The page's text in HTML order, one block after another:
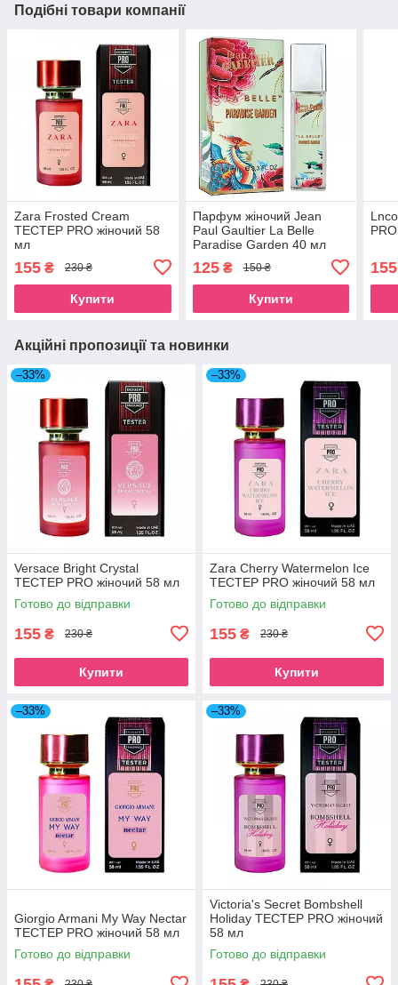
Подібні товари компанії
Zara Frosted Cream
ТЕСТЕР PRO жіночий 58
мл
155 ₴ 230 ₴
Купити
Парфум жіночий Jean
Paul Gaultier La Belle
Paradise Garden 40 мл
125₴ 150 ₴
Купити
155
Акційні пропозиції та новинки
–33%
Versace Bright Crystal
ТЕСТЕР PRO жіночий 58 мл
Готово до відправки
155 ₴ 230 ₴
Купити
–33%
Zara Cherry Watermelon Ice
TECТЕР PRO жіночий 58 мл
Готово до відправки
155 ₴ 230 ₴
Купити
–33%
Giorgio Armani My Way Nectar
ТЕСТЕР PRO жіночий 58 мл
Готово до відправки
–33%
Victoria's Secret Bombshell
Holiday ТЕСТЕР PRO жіночий
58 мл
Готово до відправки